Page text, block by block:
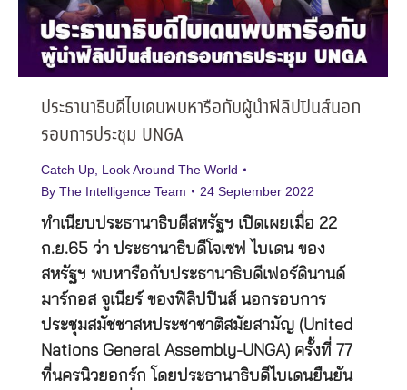
ประธานาธิบดีไบเดนพบหารือกับผู้นำฟิลิปปินส์นอก
รอบการประชุม UNGA
Catch Up Look Around The World
By The Intelligence Team 24 September 2022
ทำเนียบประธานาธิบดีสหรัฐฯ เปิดเผยเมื่อ 22
ก.ย.65 ว่า ประธานาธิบดีโจเซฟ ไบเดน ของ
สหรัฐฯ พบหารือกับประธานาธิบดีเฟอร์ดินานด์
มาร์กอส จูเนียร์ ของฟิลิปปินส์ นอกรอบการ
ประชุมสมัชชาสหประชาชาติสมัยสามัญ (United
Nations General Assembly-UNGA) ครั้งที่ 77
ที่นครนิวยอกร์ก โดยประธานาธิบดีไบเดนยืนยัน